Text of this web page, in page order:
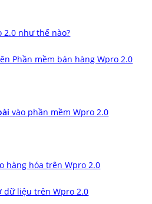
2.0 như thế nào?
Phần mềm bán hàng Wpro 2.0
vào phần mềm Wpro 2.0
hàng hóa trên Wpro 2.0
dữ liệu trên Wpro 2.0